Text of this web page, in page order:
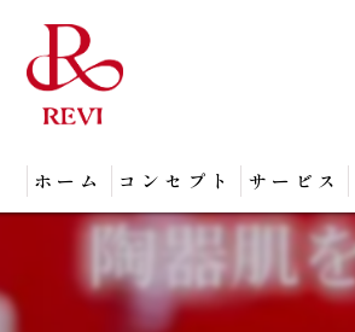
ホーム コンセプト サービス